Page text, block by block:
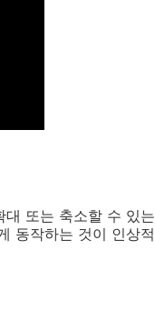
또는 축소할 수 있는
동작하는 것이 인상적